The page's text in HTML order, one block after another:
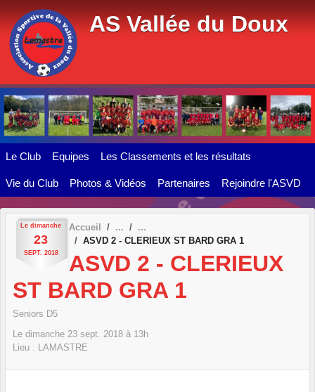
AS Vallée du Doux
Le Club Equipes Les Classements et les résultats
Vie du Club Photos & Vidéos Partenaires Rejoindre l'ASVD
Le dimanche
23
SEPT. 2018
Accueil
ASVD 2 - CLERIEUX ST BARD GRA 1
ASVD 2 - CLERIEUX
ST BARD GRA 1
Seniors D5
Le dimanche 23 sept. 2018 à 13h
Lieu : LAMASTRE
Panneau de gestion des cookies